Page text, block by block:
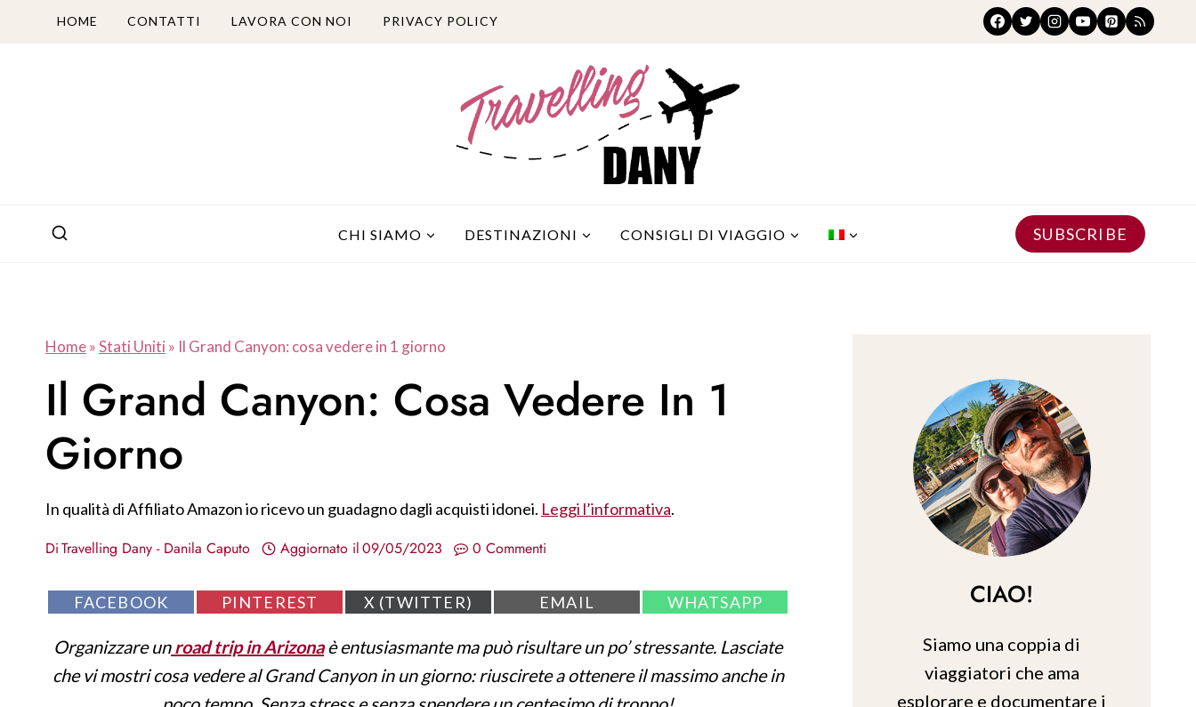
HOME CONTATTI LAVORA CON NOI PRIVACY POLICY
CHI SIAMO DESTINAZIONI CONSIGLI DI VIAGGIO SUBSCRIBE
Home»Stati Uniti » Il Grand Canyon: cosa vedere in 1 giorno
Il Grand Canyon: Cosa Vedere In 1
Giorno
In qualità di Affiliato Amazon io ricevo un guadagno dagli acquisti idonei. Leggi l’informativa.
DiTravelling Dany - Danila Caputo Aggiornato il09/05/2023 0 Commenti
S
H
R
O
FACEBOOK
S
H
R
E
O
N
PINTEREST
S
H
R
O
N
X (TWITTER)
S
H
R
E
O
N
EMAIL
S
H
R
O
N
WHATSAPP
Organizzare unroad trip in Arizonaè entusiasmante ma può risultare un po’ stressante. Lasciate
che vi mostri cosa vedere al Grand Canyon in un giorno: riuscirete a ottenere il massimo anche in
CIAO!
Siamo una coppia di
viaggiatori che ama
esplorare e documentare i